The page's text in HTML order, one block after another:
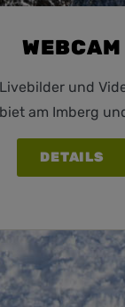
WEBCAM
und
am Imberg
DETAILS